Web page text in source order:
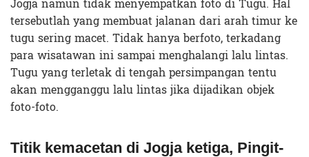
tersebutlah yang membuat jalanan dari arah timur ke
tugu sering macet. Tidak hanya berfoto, terkadang
para wisatawan ini sampai menghalangi lalu lintas.
Tugu yang terletak di tengah persimpangan tentu
akan mengganggu lalu lintas jika dijadikan objek
foto-foto.
Titik kemacetan di Jogja ketiga, Pingit-